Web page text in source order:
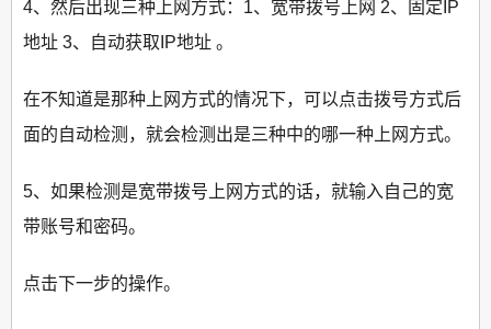
4、然后出现三种上网方式：1、宽带拨号上网 2、固定IP
地址 3、自动获取IP地址 。
在不知道是那种上网方式的情况下，可以点击拨号方式后
面的自动检测，就会检测出是三种中的哪一种上网方式。
5、如果检测是宽带拨号上网方式的话，就输入自己的宽
带账号和密码。
点击下一步的操作。